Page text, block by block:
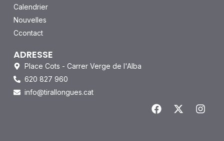
Calendrier
Nouvelles
Ccontact
ADRESSE
Place Cots - Carrer Verge de l'Alba
620 827 960
info@tirallongues.cat
F
a
X
-
I
n